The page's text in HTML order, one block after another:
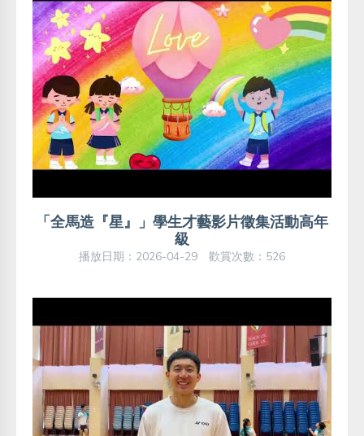
「全馬造『星』」學生才藝影片徵集活動高年
級
播放日期：2026-04-29 歡賞次數：526